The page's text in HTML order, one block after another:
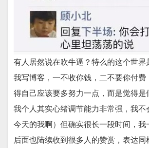
有人居然说在吹牛逼？特么的这个世界
我写博客，一不收你钱，二不要你付
得自己应该要多努力一点，而是觉得是
我个人其实心绪调节能力非常强，我
今天的我啊）但确实很长一段时间，我
后面也陆续收到很多人的赞赏，表达